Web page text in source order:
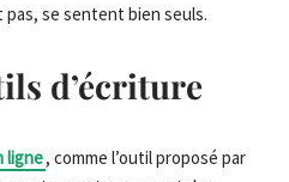
pas, se sentent bien seuls.
d’écriture
ligne, comme l’outil proposé par